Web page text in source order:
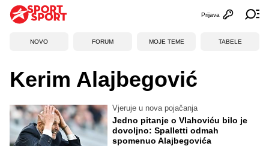
Otvori
Prijava
NOVO FORUM MOJE TEME TABELE
Kerim Alajbegović
Vjeruje u nova pojačanja
Jedno pitanje o Vlahoviću bilo je
dovoljno: Spalletti odmah
spomenuo Alajbegovića